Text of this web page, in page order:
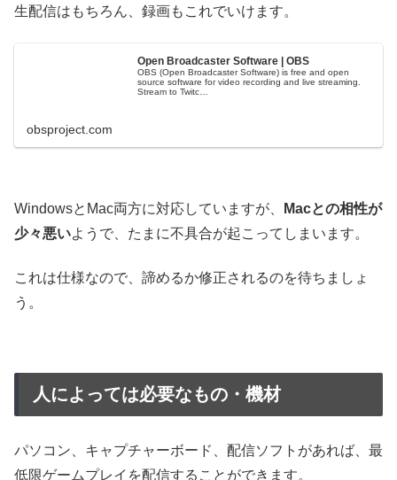
生配信はもちろん、録画もこれでいけます。
Open Broadcaster Software | OBS
OBS (Open Broadcaster Software) is free and open
source software for video recording and live streaming.
Stream to Twitc…
obsproject.com
WindowsとMac両方に対応していますが、
Macとの相性が
少々悪いようで、たまに不具合が起こってしまいます。
これは仕様なので、諦めるか修正されるのを待ちましょ
う。
人によっては必要なもの・機材
パソコン、キャプチャーボード、配信ソフトがあれば、最
低限ゲームプレイを配信することができます。